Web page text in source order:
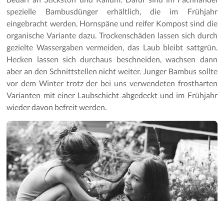
spezielle Bambusdünger erhältlich, die im Frühjahr
eingebracht werden. Hornspäne und reifer Kompost sind die
organische Variante dazu. Trockenschäden lassen sich durch
gezielte Wassergaben vermeiden, das Laub bleibt sattgrün.
Hecken lassen sich durchaus beschneiden, wachsen dann
aber an den Schnittstellen nicht weiter. Junger Bambus sollte
vor dem Winter trotz der bei uns verwendeten frostharten
Varianten mit einer Laubschicht abgedeckt und im Frühjahr
wieder davon befreit werden.